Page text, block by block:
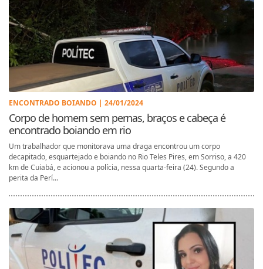
ENCONTRADO BOIANDO | 24/01/2024
Corpo de homem sem pernas, braços e cabeça é
encontrado boiando em rio
Um trabalhador que monitorava uma draga encontrou um corpo
decapitado, esquartejado e boiando no Rio Teles Pires, em Sorriso, a 420
km de Cuiabá, e acionou a polícia, nessa quarta-feira (24). Segundo a
perita da Perí...